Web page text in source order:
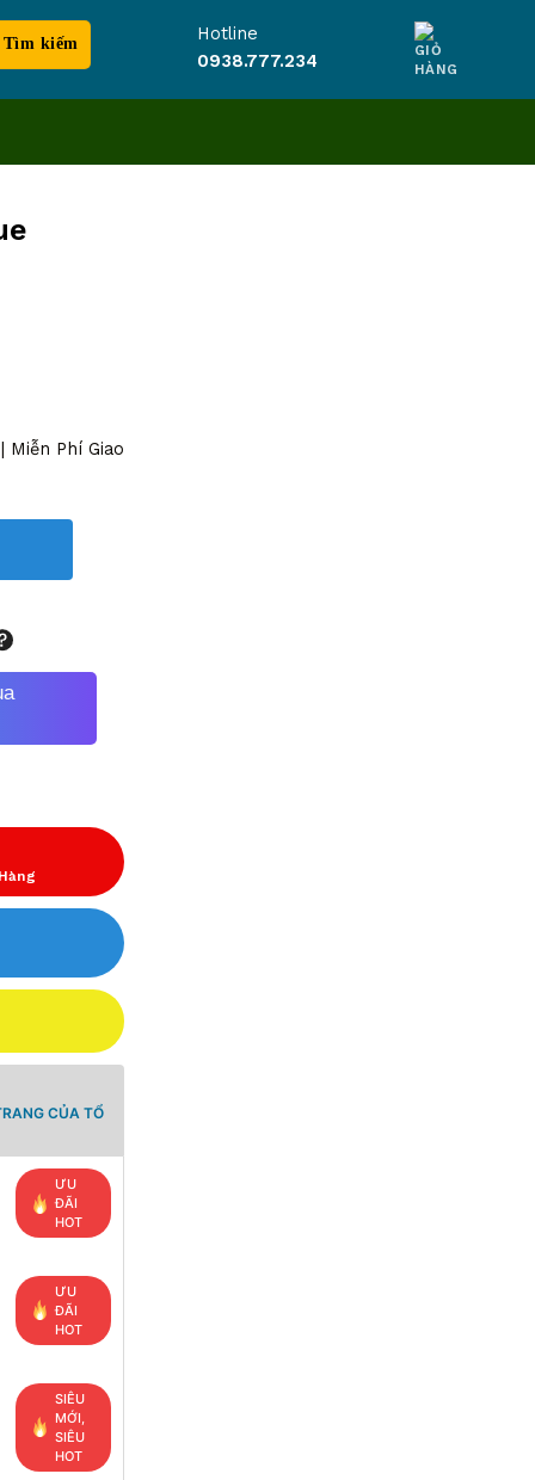
Hotline
0938.777.234
Phí Giao
CỦA TỔ
ƯU
ĐÃI
HOT
ƯU
ĐÃI
HOT
SIÊU
MỚI,
SIÊU
HOT